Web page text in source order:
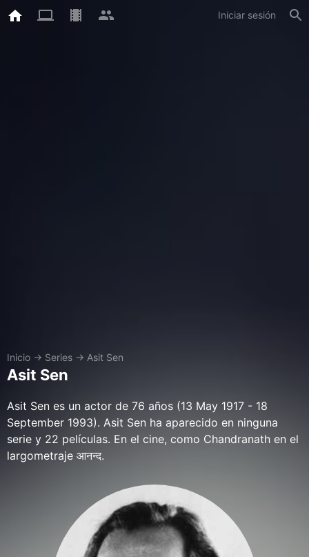
Iniciar sesión
Inicio → Series → Asit Sen
Asit Sen
Asit Sen es un actor de 76 años (13 May 1917 - 18
September 1993). Asit Sen ha aparecido en ninguna
serie y 22 películas. En el cine, como Chandranath en el
largometraje आनन्द.